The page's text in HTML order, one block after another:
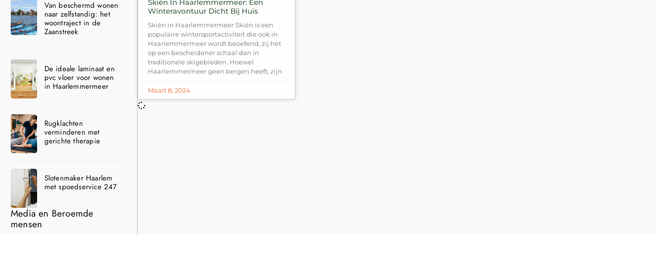
Van beschermd wonen
naar zelfstandig: het
woontraject in de
Zaanstreek
De ideale laminaat en
pvc vloer voor wonen
in Haarlemmermeer
Rugklachten
verminderen met
gerichte therapie
Slotenmaker Haarlem
met spoedservice 247
Media en Beroemde
mensen
Skiën In Haarlemmermeer: Een
Winteravontuur Dicht Bij Huis
Skiën in Haarlemmermeer Skiën is een
populaire wintersportactiviteit die ook in
Haarlemmermeer wordt beoefend, zij het
op een bescheidener schaal dan in
traditionele skigebieden. Hoewel
Haarlemmermeer geen bergen heeft, zijn
Maart 8, 2024